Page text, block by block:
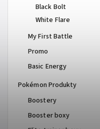
Black Bolt
White Flare
My First Battle
Promo
Basic Energy
Pokémon Produkty
Boostery
Booster boxy